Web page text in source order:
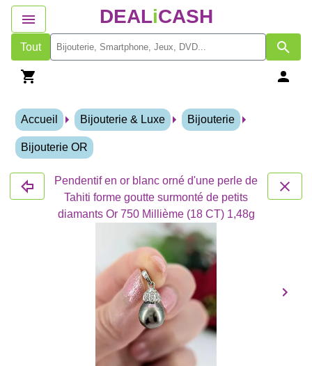
DEALiCASH
Tout
Accueil Bijouterie & Luxe Bijouterie
Bijouterie OR
Pendentif en or blanc orné d'une perle de
Tahiti forme goutte surmonté de petits
diamants Or 750 Millième (18 CT) 1,48g